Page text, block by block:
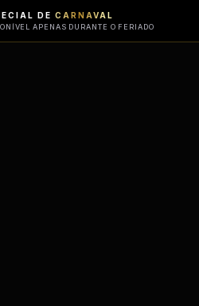
DE CARNAVAL
APENAS DURANTE O FERIADO